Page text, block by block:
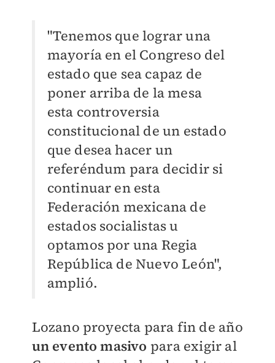
"Tenemos que lograr una
mayoría en el Congreso del
estado que sea capaz de
poner arriba de la mesa
esta controversia
constitucional de un estado
que desea hacer un
referéndum para decidir si
continuar en esta
Federación mexicana de
estados socialistas u
optamos por una Regia
República de Nuevo León",
amplió.
Lozano proyecta para fin de año
un evento masivo para exigir al